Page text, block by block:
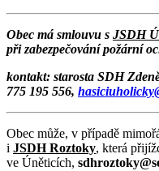
Obec má smlouvu s JSDH
při zabezpečování požární
kontakt: starosta SDH
775 195 556,
Obec může, v případě
i JSDH Roztoky, která
ve Úněticích,